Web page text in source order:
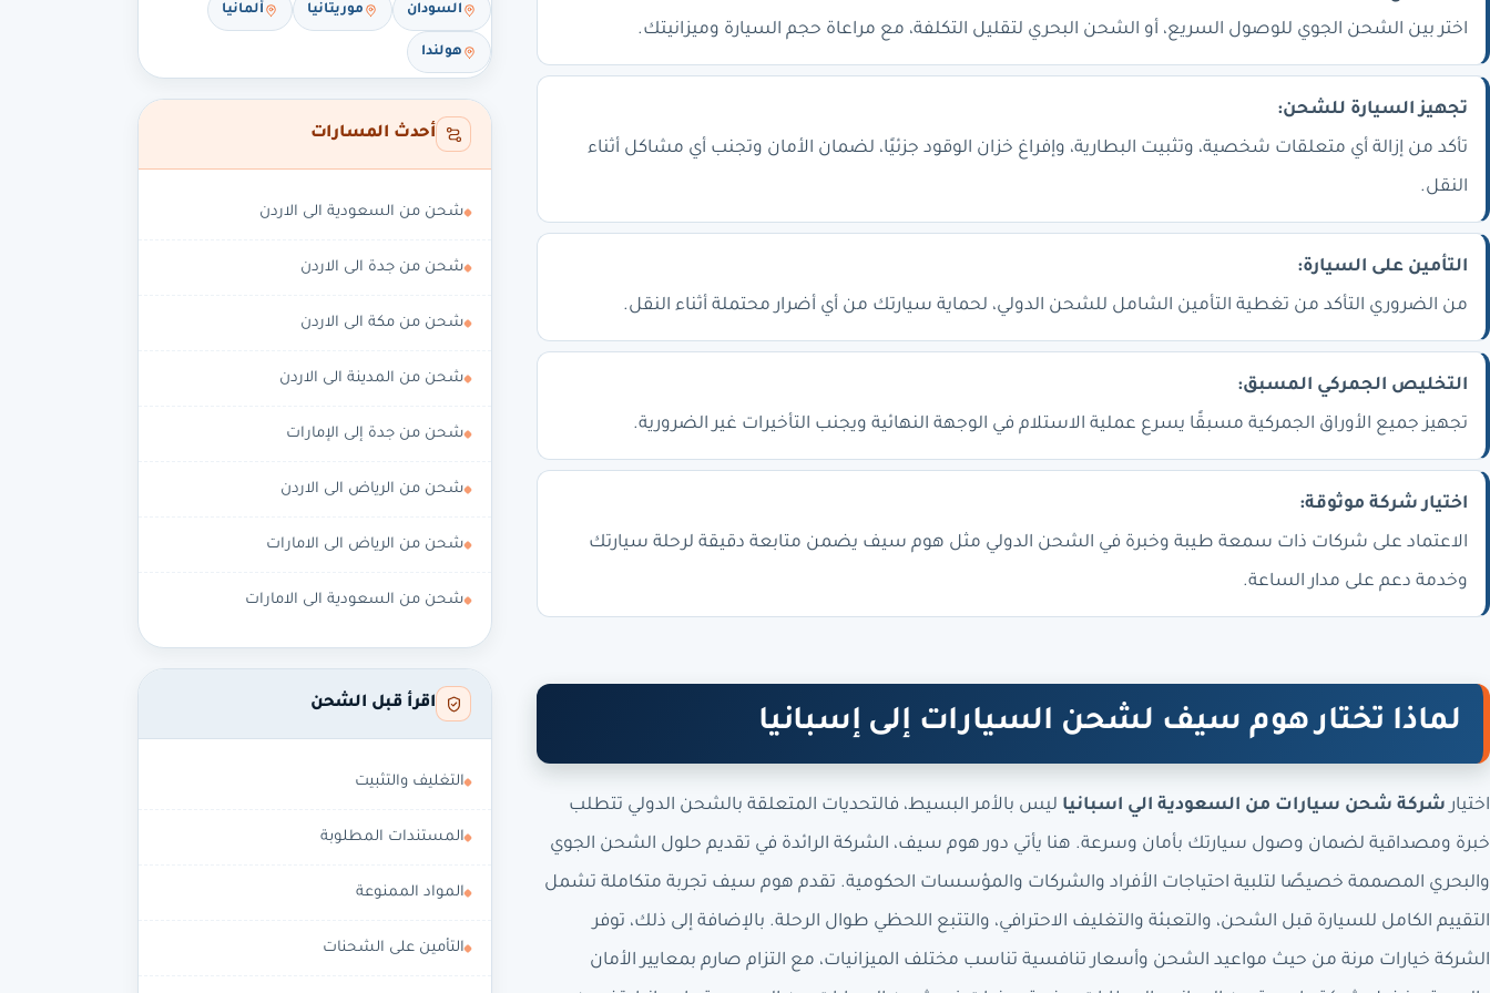
اختر بين الشحن الجوي للوصول السريع، أو الشحن البحري لتقليل التكلفة، مع مراعاة حجم السيارة وميزانيتك.
تجهيز السيارة للشحن:
تأكد من إزالة أي متعلقات شخصية، وتثبيت البطارية، وإفراغ خزان الوقود جزئيًا، لضمان الأمان وتجنب أي مشاكل أثناء
النقل.
التأمين على السيارة:
من الضروري التأكد من تغطية التأمين الشامل للشحن الدولي، لحماية سيارتك من أي أضرار محتملة أثناء النقل.
التخليص الجمركي المسبق:
تجهيز جميع الأوراق الجمركية مسبقًا يسرع عملية الاستلام في الوجهة النهائية ويجنب التأخيرات غير الضرورية.
اختيار شركة موثوقة:
الاعتماد على شركات ذات سمعة طيبة وخبرة في الشحن الدولي مثل هوم سيف يضمن متابعة دقيقة لرحلة سيارتك
وخدمة دعم على مدار الساعة.
لماذا تختار هوم سيف لشحن السيارات إلى إسبانيا
اختيار شركة شحن سيارات من السعودية الي اسبانيا ليس بالأمر البسيط، فالتحديات المتعلقة بالشحن الدولي تتطلب
خبرة ومصداقية لضمان وصول سيارتك بأمان وسرعة. هنا يأتي دور هوم سيف، الشركة الرائدة في تقديم حلول الشحن الجوي
والبحري المصممة خصيصًا لتلبية احتياجات الأفراد والشركات والمؤسسات الحكومية. تقدم هوم سيف تجربة متكاملة تشمل
التقييم الكامل للسيارة قبل الشحن، والتعبئة والتغليف الاحترافي، والتتبع اللحظي طوال الرحلة. بالإضافة إلى ذلك، توفر
الشركة خيارات مرنة من حيث مواعيد الشحن وأسعار تنافسية تناسب مختلف الميزانيات، مع التزام صارم بمعايير الأمان
السودان موريتانيا ألمانيا
هولندا
أحدث المسارات
شحن من السعودية الى الاردن
شحن من جدة الى الاردن
شحن من مكة الى الاردن
شحن من المدينة الى الاردن
شحن من جدة إلى الإمارات
شحن من الرياض الى الاردن
شحن من الرياض الى الامارات
شحن من السعودية الى الامارات
اقرأ قبل الشحن
التغليف والتثبيت
المستندات المطلوبة
المواد الممنوعة
التأمين على الشحنات